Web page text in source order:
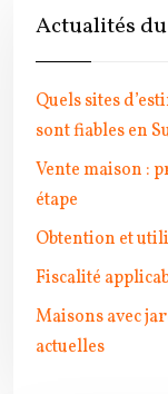
Actualités
Quels sites
sont fiables en
Vente maison :
étape
Obtention et
Fiscalité
Maisons avec
actuelles